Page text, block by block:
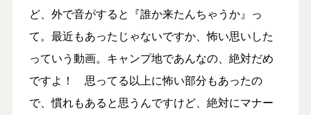
ど、外で音がすると『誰か来たんちゃうか』っ
て。最近もあったじゃないですか、怖い思いした
っていう動画。キャンプ地であんなの、絶対だめ
ですよ！ 思ってる以上に怖い部分もあったの
で、慣れもあると思うんですけど、絶対にマナー